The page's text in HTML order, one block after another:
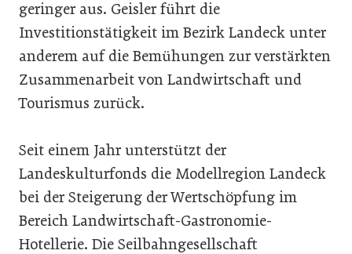
geringer aus. Geisler führt die
Investitionstätigkeit im Bezirk Landeck unter
anderem auf die Bemühungen zur verstärkten
Zusammenarbeit von Landwirtschaft und
Tourismus zurück.
Seit einem Jahr unterstützt der
Landeskulturfonds die Modellregion Landeck
bei der Steigerung der Wertschöpfung im
Bereich Landwirtschaft-Gastronomie-
Hotellerie. Die Seilbahngesellschaft